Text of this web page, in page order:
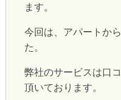
ます。
今回は、アパートか
た。
弊社のサービスは口
頂いております。